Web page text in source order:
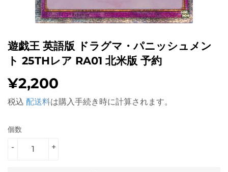
遊戯王 英語版 ドラグマ・パニッシュメン
ト 25THレア RA01 北米版 予約
¥2,200
税込 配送料は購入手続き時に計算されます。
個数
+
-